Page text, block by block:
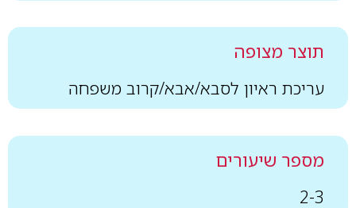
תוצר מצופה
עריכת ראיון לסבא/אבא/קרוב משפחה
מספר שיעורים
2-3